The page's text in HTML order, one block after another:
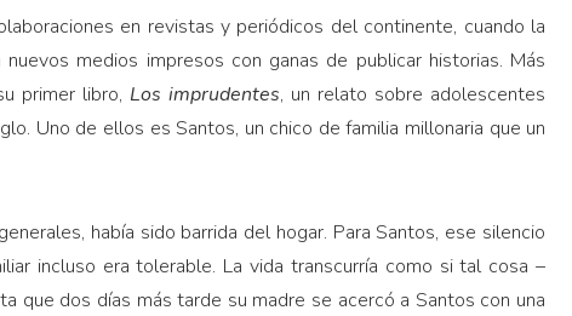
en revistas y periódicos del continente, cuando la
medios impresos con ganas de publicar historias. Más
primer libro, Los imprudentes, un relato sobre adolescentes
Uno de ellos es Santos, un chico de familia millonaria que un
había sido barrida del hogar. Para Santos, ese silencio
incluso era tolerable. La vida transcurría como si tal cosa –
que dos días más tarde su madre se acercó a Santos con una